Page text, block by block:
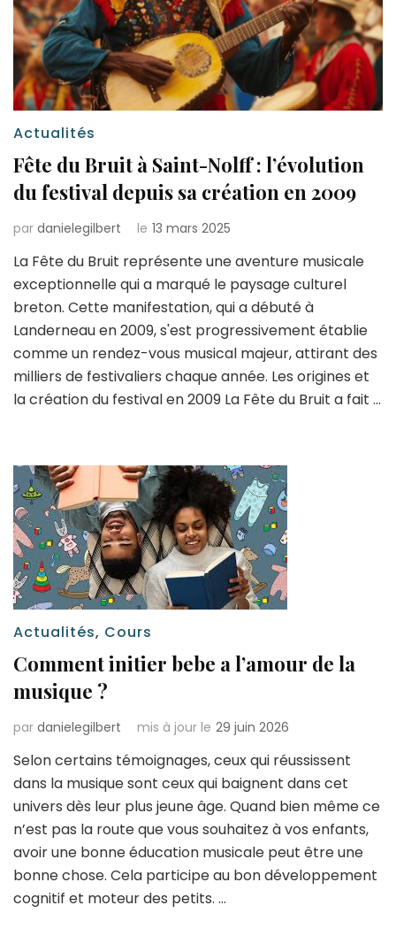
Actualités
Fête du Bruit à Saint-Nolff : l’évolution
du festival depuis sa création en 2009
par danielegilbert le 13 mars 2025
La Fête du Bruit représente une aventure musicale
exceptionnelle qui a marqué le paysage culturel
breton. Cette manifestation, qui a débuté à
Landerneau en 2009, s'est progressivement établie
comme un rendez-vous musical majeur, attirant des
milliers de festivaliers chaque année. Les origines et
la création du festival en 2009 La Fête du Bruit a fait …
Actualités, Cours
Comment initier bebe a l’amour de la
musique ?
par danielegilbert mis à jour le 29 juin 2026
Selon certains témoignages, ceux qui réussissent
dans la musique sont ceux qui baignent dans cet
univers dès leur plus jeune âge. Quand bien même ce
n’est pas la route que vous souhaitez à vos enfants,
avoir une bonne éducation musicale peut être une
bonne chose. Cela participe au bon développement
cognitif et moteur des petits. …